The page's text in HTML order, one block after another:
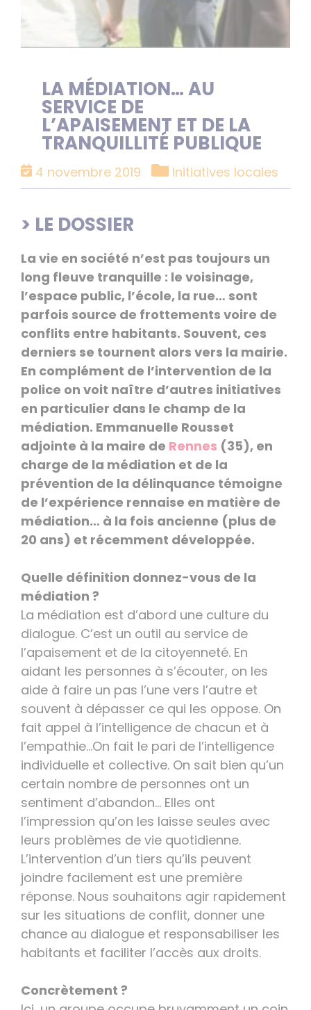
LA MÉDIATION… AU
SERVICE DE
L’APAISEMENT ET DE LA
TRANQUILLITÉ PUBLIQUE
4 novembre 2019 Catégories
Initiatives locales
> LE DOSSIER
La vie en société n’est pas toujours un
long fleuve tranquille : le voisinage,
l’espace public, l’école, la rue… sont
parfois source de frottements voire de
conflits entre habitants. Souvent, ces
derniers se tournent alors vers la mairie.
En complément de l’intervention de la
police on voit naître d’autres initiatives
en particulier dans le champ de la
médiation. Emmanuelle Rousset
adjointe à la maire de Rennes (35), en
charge de la médiation et de la
prévention de la délinquance témoigne
de l’expérience rennaise en matière de
médiation… à la fois ancienne (plus de
20 ans) et récemment développée.
Quelle définition donnez-vous de la
médiation ?
La médiation est d’abord une culture du
dialogue. C’est un outil au service de
l’apaisement et de la citoyenneté. En
aidant les personnes à s’écouter, on les
aide à faire un pas l’une vers l’autre et
souvent à dépasser ce qui les oppose. On
fait appel à l’intelligence de chacun et à
l’empathie…On fait le pari de l’intelligence
individuelle et collective. On sait bien qu’un
certain nombre de personnes ont un
sentiment d’abandon… Elles ont
l’impression qu’on les laisse seules avec
leurs problèmes de vie quotidienne.
L’intervention d’un tiers qu’ils peuvent
joindre facilement est une première
réponse. Nous souhaitons agir rapidement
sur les situations de conflit, donner une
chance au dialogue et responsabiliser les
habitants et faciliter l’accès aux droits.
Concrètement ?